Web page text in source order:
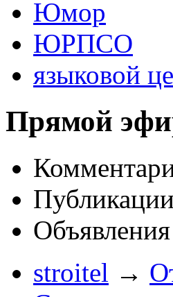
Юмор
ЮРПСО
языковой
Прямой
Публикации
Объявления
stroitel →